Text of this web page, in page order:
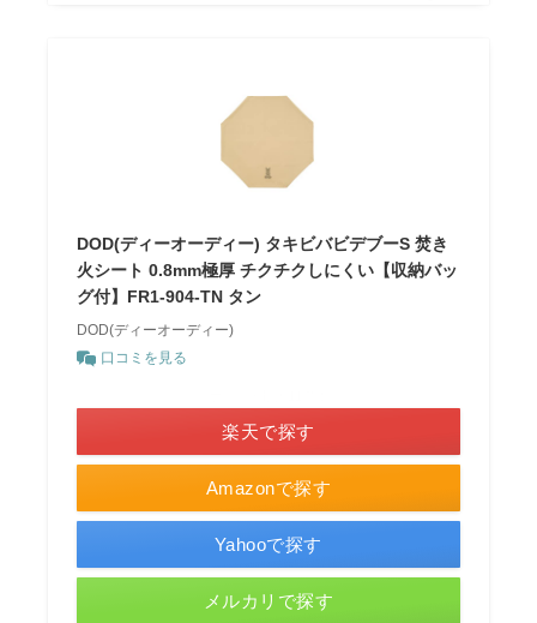
DOD(ディーオーディー) タキビバビデブーS 焚き
火シート 0.8mm極厚 チクチクしにくい【収納バッ
グ付】FR1-904-TN タン
DOD(ディーオーディー)
口コミを見る
Amazonで探す
楽天で探す
Yahooで探す
メルカリで探す